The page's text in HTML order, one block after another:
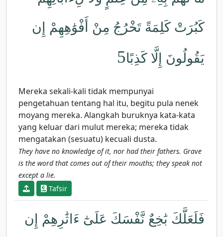
كَبُرَتْ كَلِمَةً تَخْرُجُ مِنْ أَفْوَٰهِهِمْ إِن
يَقُولُونَ إِلَّا كَذِبًا5
Mereka sekali-kali tidak mempunyai
pengetahuan tentang hal itu, begitu pula nenek
moyang mereka. Alangkah buruknya kata-kata
yang keluar dari mulut mereka; mereka tidak
mengatakan (sesuatu) kecuali dusta.
They have no knowledge of it, nor had their fathers. Grave
is the word that comes out of their mouths; they speak not
except a lie.
Tafsir
فَلَعَلَّكَ بَٰخِعٌ نَّفْسَكَ عَلَىٰٓ ءَاثَٰرِهِمْ إِن